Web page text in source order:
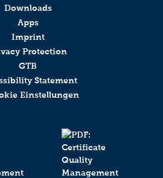
Downloads
Apps
Imprint
Protection
GTB
Statement
Einstellungen